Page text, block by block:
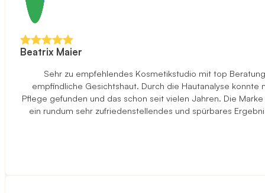
Beatrix Maier
Sehr zu empfehlendes Kosmetikstudio mit top
empfindliche Gesichtshaut. Durch die Hautanalyse
Pflege gefunden und das schon seit vielen Jahren. Die
ein rundum sehr zufriedenstellendes und spürbares